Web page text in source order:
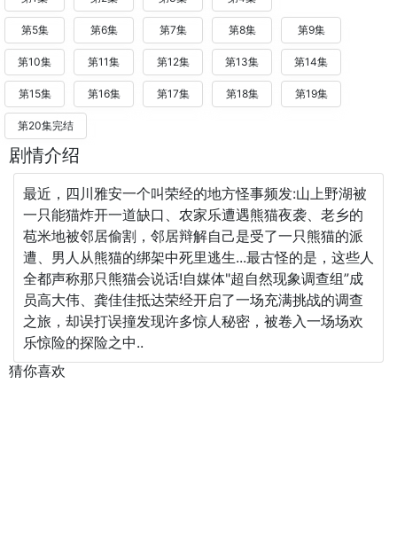
第5集 第6集 第7集 第8集 第9集
第10集 第11集 第12集 第13集 第14集
第15集 第16集 第17集 第18集 第19集
第20集完结
剧情介绍
最近，四川雅安一个叫荣经的地方怪事频发:山上野湖被
一只能猫炸开一道缺口、农家乐遭遇熊猫夜袭、老乡的
苞米地被邻居偷割，邻居辩解自己是受了一只熊猫的派
遭、男人从熊猫的绑架中死里逃生...最古怪的是，这些人
全都声称那只熊猫会说话!自媒体"超自然现象调查组”成
员高大伟、龚佳佳抵达荣经开启了一场充满挑战的调查
之旅，却误打误撞发现许多惊人秘密，被卷入一场场欢
乐惊险的探险之中..
猜你喜欢